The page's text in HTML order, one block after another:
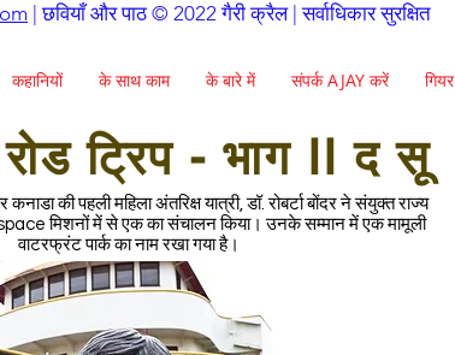
| छवियाँ और पाठ © 2022 गैरी क्रैल | सर्वाधिकार सुरक्षित
कहानियों के साथ काम के बारे में संपर्क AJAY करें गियर
रोड ट्रिप - भाग II द सू
की पहली महिला अंतरिक्ष यात्री, डॉ. रोबर्टा बोंदर ने संयुक्त राज्य
मिशनों में से एक का संचालन किया। उनके सम्मान में एक मामूली
वाटरफ्रंट पार्क का नाम रखा गया है।